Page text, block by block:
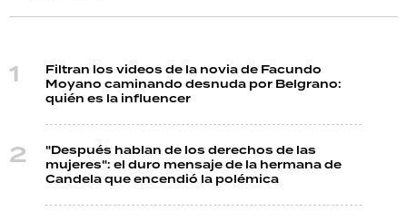
Filtran los videos de la novia de Facundo
Moyano caminando desnuda por Belgrano:
quién es la influencer
"Después hablan de los derechos de las
mujeres": el duro mensaje de la hermana de
Candela que encendió la polémica